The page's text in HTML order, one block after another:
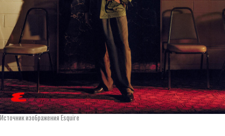
Источник изображения Esquire